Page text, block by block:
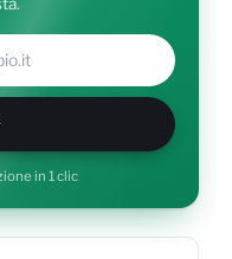
in 1 clic